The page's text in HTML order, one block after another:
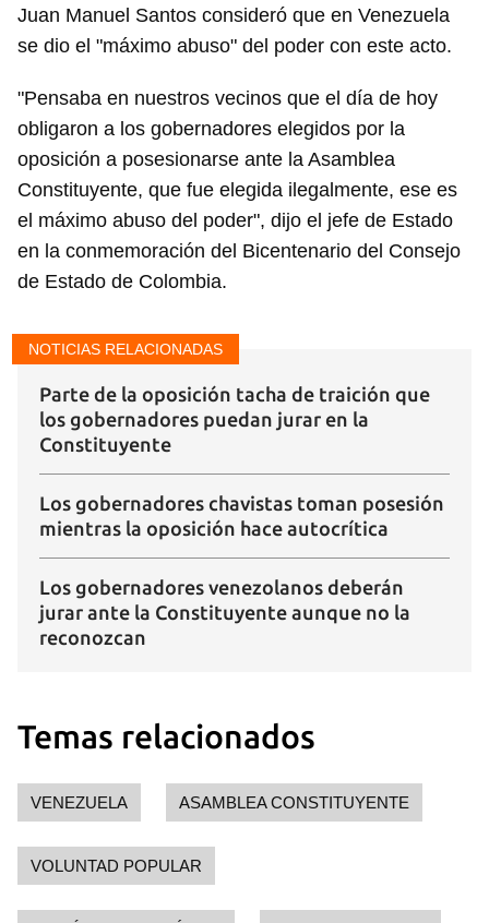
Juan Manuel Santos consideró que en Venezuela
se dio el "máximo abuso" del poder con este acto.
"Pensaba en nuestros vecinos que el día de hoy
obligaron a los gobernadores elegidos por la
oposición a posesionarse ante la Asamblea
Constituyente, que fue elegida ilegalmente, ese es
el máximo abuso del poder", dijo el jefe de Estado
en la conmemoración del Bicentenario del Consejo
de Estado de Colombia.
NOTICIAS RELACIONADAS
Parte de la oposición tacha de traición que
los gobernadores puedan jurar en la
Constituyente
Los gobernadores chavistas toman posesión
mientras la oposición hace autocrítica
Los gobernadores venezolanos deberán
jurar ante la Constituyente aunque no la
reconozcan
Temas relacionados
VENEZUELA ASAMBLEA CONSTITUYENTE
VOLUNTAD POPULAR